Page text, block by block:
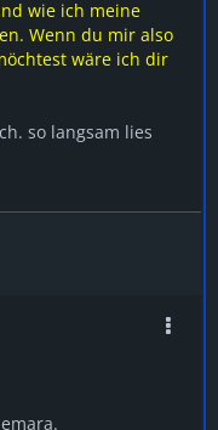
wie ich meine
Wenn du mir also
wäre ich dir
so langsam lies